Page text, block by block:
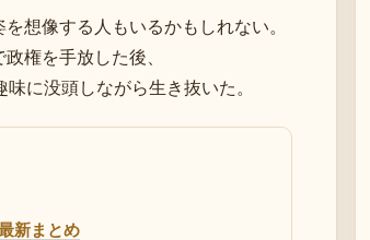
想像する人もいるかもしれない。
権を手放した後、
に没頭しながら生き抜いた。
新まとめ